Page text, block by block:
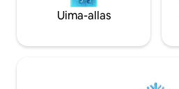
Uima-allas